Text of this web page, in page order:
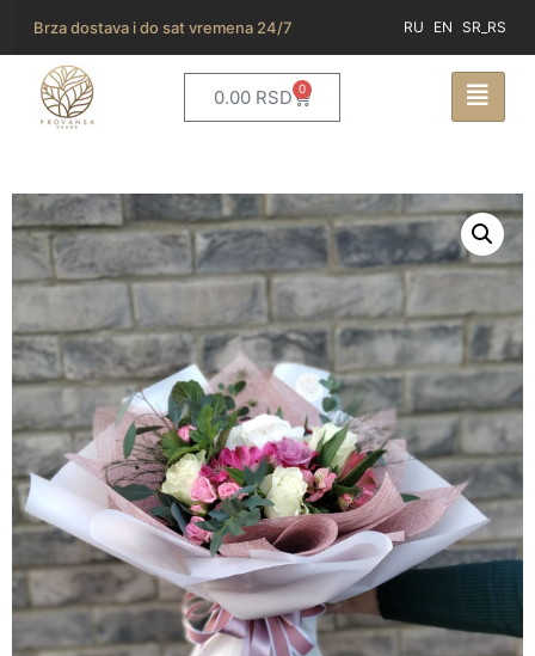
Brza dostava i do sat vremena 24/7 RU EN SR_RS
0.00 RSD 0